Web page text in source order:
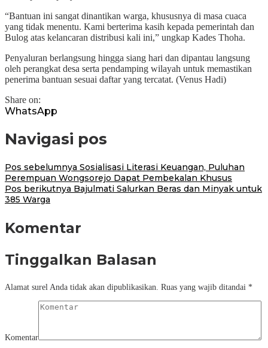
“Bantuan ini sangat dinantikan warga, khususnya di masa cuaca
yang tidak menentu. Kami berterima kasih kepada pemerintah dan
Bulog atas kelancaran distribusi kali ini,” ungkap Kades Thoha.
Penyaluran berlangsung hingga siang hari dan dipantau langsung
oleh perangkat desa serta pendamping wilayah untuk memastikan
penerima bantuan sesuai daftar yang tercatat. (Venus Hadi)
Share on:
WhatsApp
Navigasi pos
Pos sebelumnya Sosialisasi Literasi Keuangan, Puluhan
Perempuan Wongsorejo Dapat Pembekalan Khusus
Pos berikutnya Bajulmati Salurkan Beras dan Minyak untuk
385 Warga
Komentar
Tinggalkan Balasan
Alamat surel Anda tidak akan dipublikasikan. Ruas yang wajib ditandai *
Komentar